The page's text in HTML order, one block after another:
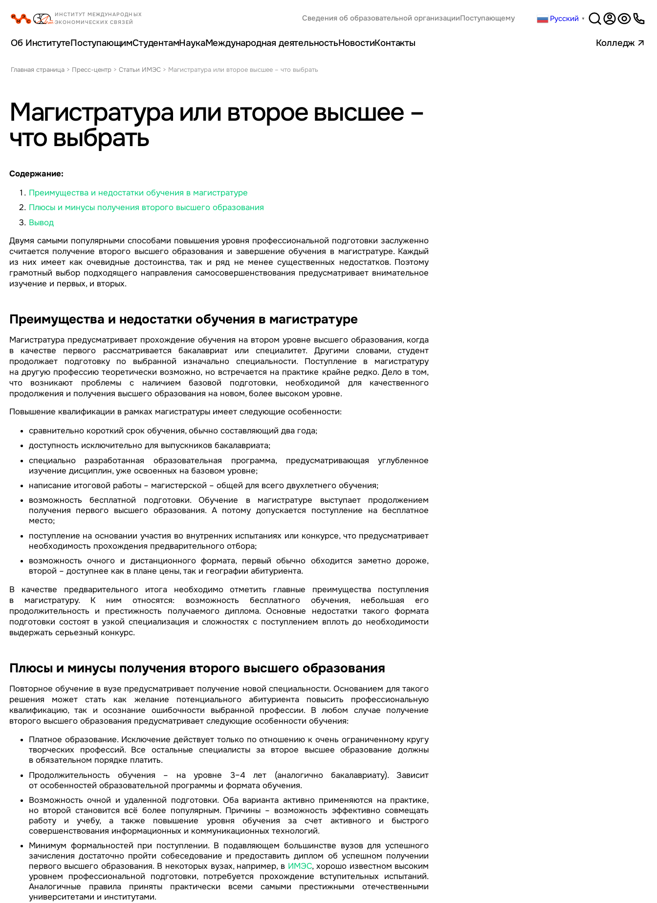
Сведения об образовательной организацииПоступающему Русский ▼
Версия
для
Об ИнститутеПоступающимСтудентамНаукаМеждународная деятельностьНовостиКонтакты Колледж
Главная страница > Пресс-центр >Статьи ИМЭС > Магистратура или второе высшее – что выбрать
Магистратура или второе высшее –
что выбрать
Содержание:
Преимущества и недостатки обучения в магистратуре
Плюсы и минусы получения второго высшего образования
Вывод
Двумя самыми популярными способами повышения уровня профессиональной подготовки заслуженно
считается получение второго высшего образования и завершение обучения в магистратуре. Каждый
из них имеет как очевидные достоинства, так и ряд не менее существенных недостатков. Поэтому
грамотный выбор подходящего направления самосовершенствования предусматривает внимательное
изучение и первых, и вторых.
Преимущества и недостатки обучения в магистратуре
Магистратура предусматривает прохождение обучения на втором уровне высшего образования, когда
в качестве первого рассматривается бакалавриат или специалитет. Другими словами, студент
продолжает подготовку по выбранной изначально специальности. Поступление в магистратуру
на другую профессию теоретически возможно, но встречается на практике крайне редко. Дело в том,
что возникают проблемы с наличием базовой подготовки, необходимой для качественного
продолжения и получения высшего образования на новом, более высоком уровне.
Повышение квалификации в рамках магистратуры имеет следующие особенности:
сравнительно короткий срок обучения, обычно составляющий два года;
доступность исключительно для выпускников бакалавриата;
специально разработанная образовательная программа, предусматривающая углубленное
изучение дисциплин, уже освоенных на базовом уровне;
написание итоговой работы – магистерской – общей для всего двухлетнего обучения;
возможность бесплатной подготовки. Обучение в магистратуре выступает продолжением
получения первого высшего образования. А потому допускается поступление на бесплатное
место;
поступление на основании участия во внутренних испытаниях или конкурсе, что предусматривает
необходимость прохождения предварительного отбора;
возможность очного и дистанционного формата, первый обычно обходится заметно дороже,
второй – доступнее как в плане цены, так и географии абитуриента.
В качестве предварительного итога необходимо отметить главные преимущества поступления
в магистратуру. К ним относятся: возможность бесплатного обучения, небольшая его
продолжительность и престижность получаемого диплома. Основные недостатки такого формата
подготовки состоят в узкой специализация и сложностях с поступлением вплоть до необходимости
выдержать серьезный конкурс.
Плюсы и минусы получения второго высшего образования
Повторное обучение в вузе предусматривает получение новой специальности. Основанием для такого
решения может стать как желание потенциального абитуриента повысить профессиональную
квалификацию, так и осознание ошибочности выбранной профессии. В любом случае получение
второго высшего образования предусматривает следующие особенности обучения:
Платное образование. Исключение действует только по отношению к очень ограниченному кругу
творческих профессий. Все остальные специалисты за второе высшее образование должны
в обязательном порядке платить.
Продолжительность обучения – на уровне 3–4 лет (аналогично бакалавриату). Зависит
от особенностей образовательной программы и формата обучения.
Возможность очной и удаленной подготовки. Оба варианта активно применяются на практике,
но второй становится всё более популярным. Причины – возможность эффективно совмещать
работу и учебу, а также повышение уровня обучения за счет активного и быстрого
совершенствования информационных и коммуникационных технологий.
Минимум формальностей при поступлении. В подавляющем большинстве вузов для успешного
зачисления достаточно пройти собеседование и предоставить диплом об успешном получении
первого высшего образования. В некоторых вузах, например, в ИМЭС, хорошо известном высоким
уровнем профессиональной подготовки, потребуется прохождение вступительных испытаний.
Аналогичные правила приняты практически всеми самыми престижными отечественными
университетами и институтами.